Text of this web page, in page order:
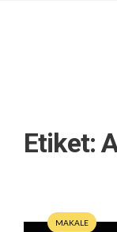
Etiket:
MAKALE